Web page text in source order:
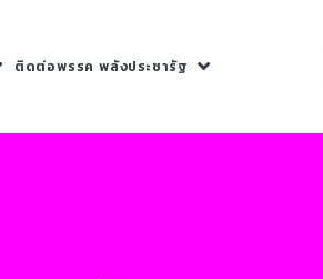
ติดต่อพรรค พลังประชารัฐ